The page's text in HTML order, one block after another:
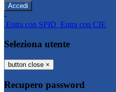
-
Entra con SPID Entra con CIE
Seleziona utente
button close ×
Recupero password